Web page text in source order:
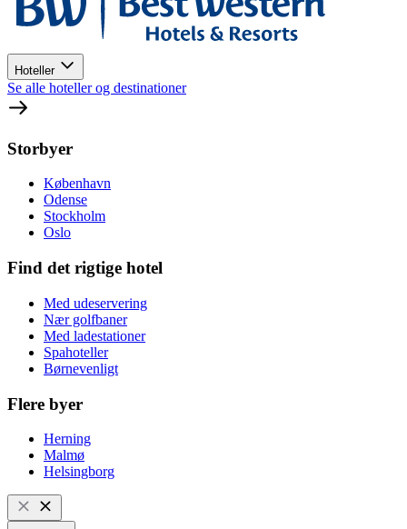
Hoteller
Se alle hoteller og destinationer
Storbyer
København
Odense
Stockholm
Oslo
Find det rigtige hotel
Med udeservering
Nær golfbaner
Med ladestationer
Spahoteller
Børnevenligt
Flere byer
Herning
Malmø
Helsingborg